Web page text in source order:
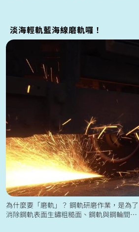
淡海輕軌藍海線磨軌囉！
為什麼要「磨軌」？ 鋼軌研磨作業，是為了
消除鋼軌表面生鏽粗糙面、鋼軌與鋼輪間撞